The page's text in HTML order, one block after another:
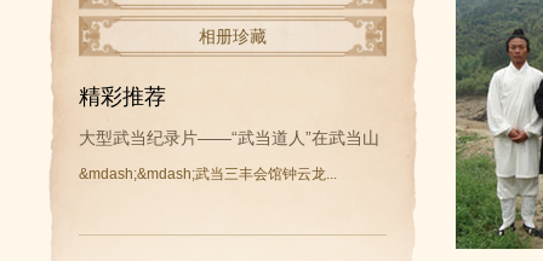
相册珍藏
精彩推荐
大型武当纪录片——“武当道人”在武当山
&mdash;&mdash;武当三丰会馆钟云龙...